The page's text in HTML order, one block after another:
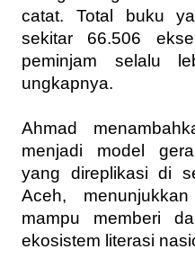
catat. Total buku
sekitar 66.506
peminjam selalu
ungkapnya.
Ahmad
menjadi model
yang direplikasi di
Aceh,
mampu memberi
ekosistem literasi